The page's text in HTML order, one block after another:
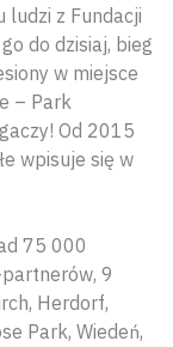
ludzi z Fundacji
do dzisiaj, bieg
w miejsce
– Park
Od 2015
wpisuje się w
75 000
9
Herdorf,
Park, Wiedeń,